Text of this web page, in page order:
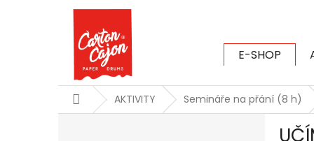
E-SHOP
DomůAKTIVITY Semináře na přání (8 h)